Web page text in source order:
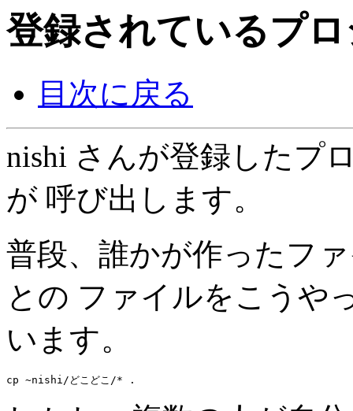
登録されているプ
目次に戻る
nishi さんが登録したプ
が 呼び出します。
普段、誰かが作ったフ
との ファイルをこうや
います。